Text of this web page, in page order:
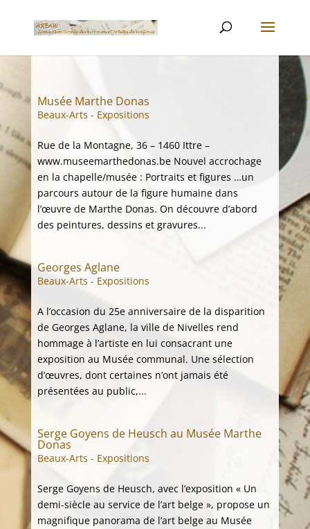
Musée Marthe Donas
Beaux-Arts - Expositions
Rue de la Montagne, 36 – 1460 Ittre –
www.museemarthedonas.be Nouvel accrochage
en la chapelle/musée : Portraits et figures …un
parcours autour de la figure humaine dans
l’œuvre de Marthe Donas. On découvre d’abord
des peintures, dessins et gravures...
Georges Aglane
Beaux-Arts - Expositions
A l’occasion du 25e anniversaire de la disparition
de Georges Aglane, la ville de Nivelles rend
hommage à l’artiste en lui consacrant une
exposition au Musée communal. Une sélection
d’œuvres, dont certaines n’ont jamais été
présentées au public,...
Serge Goyens de Heusch au Musée Marthe
Donas
Beaux-Arts - Expositions
Serge Goyens de Heusch, avec l’exposition « Un
demi-siècle au service de l’art belge », propose un
magnifique panorama de l’art belge au Musée